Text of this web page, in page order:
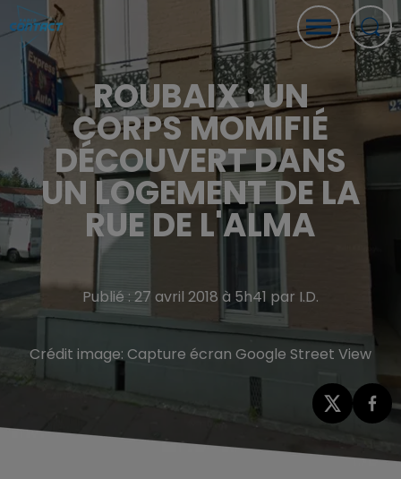
ROUBAIX : UN
CORPS MOMIFIÉ
DÉCOUVERT DANS
UN LOGEMENT DE LA
RUE DE L'ALMA
Publié : 27 avril 2018 à 5h41 par I.D.
Crédit image: Capture écran Google Street View